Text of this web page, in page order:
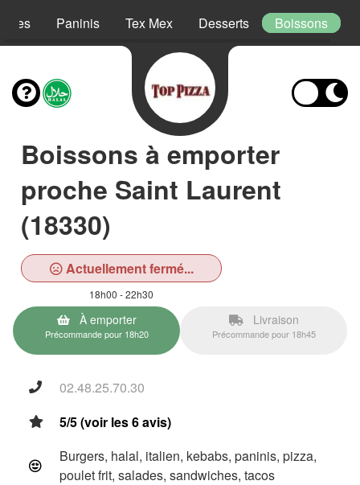
Paninis Tex Mex Desserts Boissons
Boissons à emporter
proche Saint Laurent
(18330)
Actuellement fermé...
18h00 - 22h30
À emporter
Précommande pour 18h20
Livraison
Précommande pour 18h45
02.48.25.70.30
5/5 (voir les 6 avis)
Burgers, halal, italien, kebabs, paninis, pizza,
poulet frit, salades, sandwiches, tacos